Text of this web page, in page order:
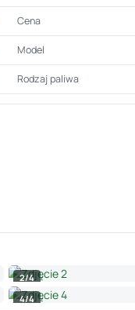
Cena
Model
Rodzaj paliwa
2/4
4/4